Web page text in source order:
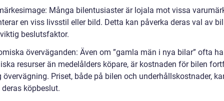
Många bilentusiaster är lojala mot vissa
en viss livsstil eller bild. Detta kan påverka deras val av
beslutsfaktor.
överväganden: Även om ”gamla män i nya bilar” ofta
resurser än medelålders köpare, är kostnaden för bilen
övervägning. Priset, både på bilen och underhållskostnader,
köpbeslut.